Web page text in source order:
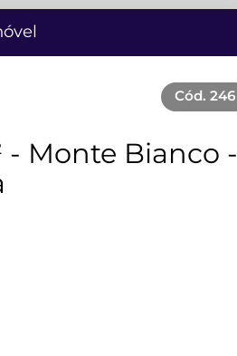
Cód. 246
- Monte Bianco -